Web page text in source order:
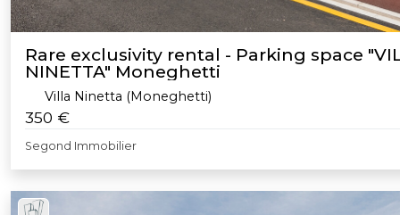
Rare exclusivity rental - Parking space
NINETTA" Moneghetti
Villa Ninetta (Moneghetti)
350 €
Segond Immobilier